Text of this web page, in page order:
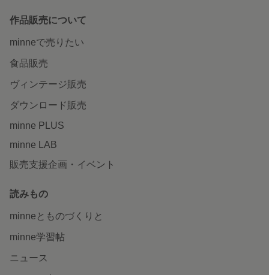
作品販売について
minneで売りたい
食品販売
ヴィンテージ販売
ダウンロード販売
minne PLUS
minne LAB
販売支援企画・イベント
読みもの
minneとものづくりと
minne学習帖
ニュース